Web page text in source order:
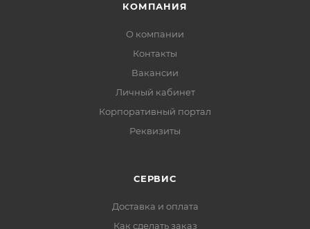
КОМПАНИЯ
О компании
Контакты
Вакансии
Личный кабинет
Корпоративный портал
Реквизиты
СЕРВИС
Доставка и оплата
Как сделать заказ